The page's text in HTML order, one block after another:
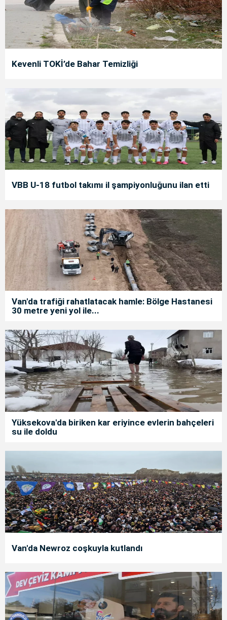
Kevenli TOKİ’de Bahar Temizliği
VBB U-18 futbol takımı il şampiyonluğunu ilan etti
Van'da trafiği rahatlatacak hamle: Bölge Hastanesi
30 metre yeni yol ile...
Yüksekova'da biriken kar eriyince evlerin bahçeleri
su ile doldu
Van'da Newroz coşkuyla kutlandı